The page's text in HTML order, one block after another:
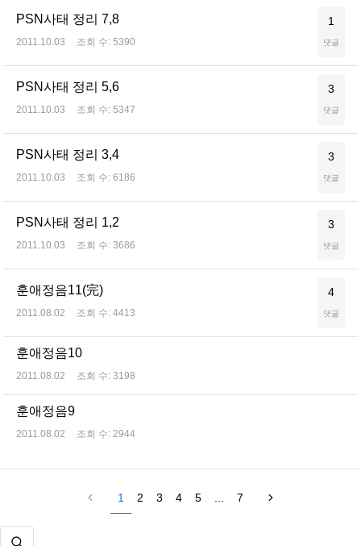
PSN사태 정리 7,8
2011.10.03 조회 수: 5390
1
댓글
PSN사태 정리 5,6
2011.10.03 조회 수: 5347
3
댓글
PSN사태 정리 3,4
2011.10.03 조회 수: 6186
3
댓글
PSN사태 정리 1,2
2011.10.03 조회 수: 3686
3
댓글
훈애정음11(完)
2011.08.02 조회 수: 4413
4
댓글
훈애정음10
2011.08.02 조회 수: 3198
훈애정음9
2011.08.02 조회 수: 2944
1 2 3 4 5 7